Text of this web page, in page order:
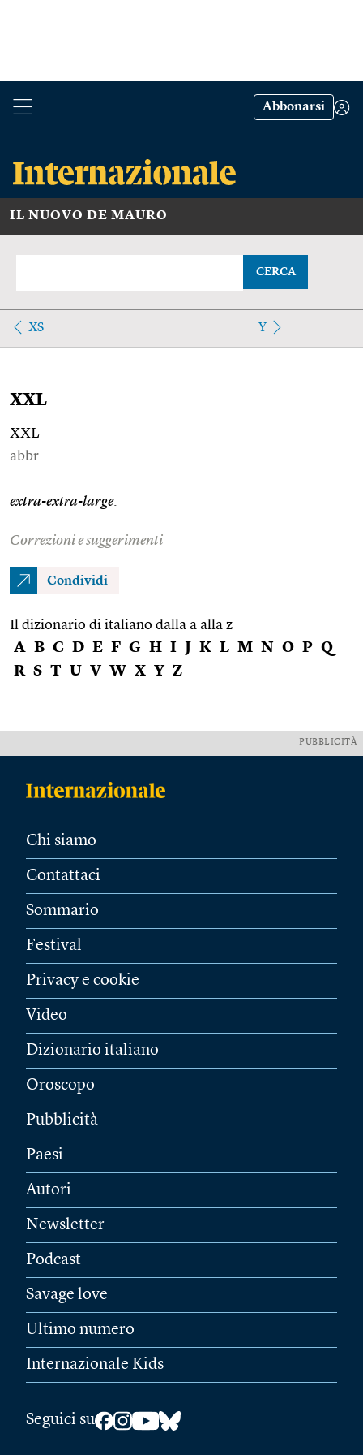
Abbonarsi
IL NUOVO DE MAURO
CERCA
XS Y
XXL
XXL
abbr.
extra-extra-large.
Correzioni e suggerimenti
Condividi
Il dizionario di italiano dalla a alla z
A B C D E F G H I J K L M N O P Q
R S T U V W X Y Z
PUBBLICITÀ
Chi siamo
Contattaci
Sommario
Festival
Privacy e cookie
Video
Dizionario italiano
Oroscopo
Pubblicità
Paesi
Autori
Newsletter
Podcast
Savage love
Ultimo numero
Internazionale Kids
Seguici su